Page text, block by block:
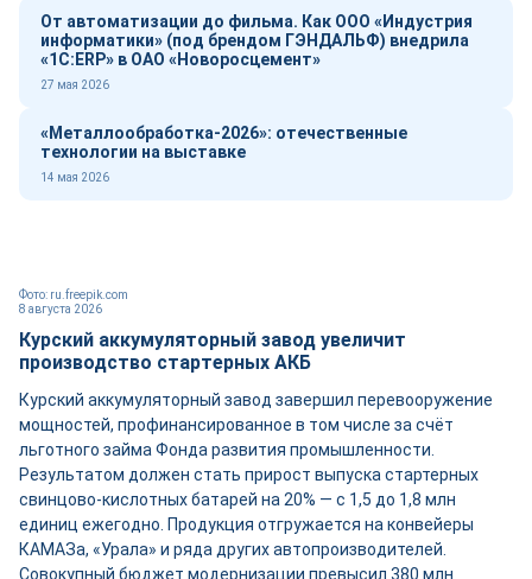
От автоматизации до фильма. Как ООО «Индустрия
информатики» (под брендом ГЭНДАЛЬФ) внедрила
«1С:ERP» в ОАО «Новоросцемент»
27 мая 2026
«Металлообработка-2026»: отечественные
технологии на выставке
14 мая 2026
8 августа 2026
Фото: ru.freepik.com
Курский аккумуляторный завод увеличит
производство стартерных АКБ
Курский аккумуляторный завод завершил перевооружение
мощностей, профинансированное в том числе за счёт
льготного займа Фонда развития промышленности.
Результатом должен стать прирост выпуска стартерных
свинцово-кислотных батарей на 20% — с 1,5 до 1,8 млн
единиц ежегодно. Продукция отгружается на конвейеры
КАМАЗа, «Урала» и ряда других автопроизводителей.
Совокупный бюджет модернизации превысил 380 млн